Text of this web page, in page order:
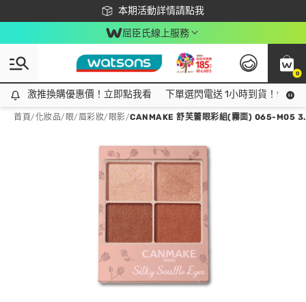
本期活動詳情請點我
下載app最高回饋$350
屈臣氏線上服務
0
激推換購優惠價！立即點我看
激推換購優惠價！立即點我看 下單選閃電送 1小時到貨！領神
首頁/化妝品/ 眼/眉彩妝/ 眼影/CANMAKE 舒芙蕾眼彩組(霧面) 065-M05